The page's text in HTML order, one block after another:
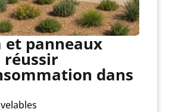
et panneaux
réussir
dans